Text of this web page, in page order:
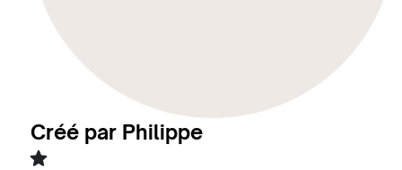
Créé par Philippe